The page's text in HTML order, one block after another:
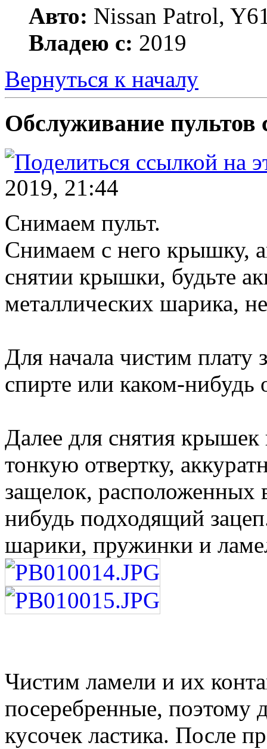
Авто: Nissan Patrol,
Владею с: 2019
Вернуться к началу
Обслуживание пультов
2019, 21:44
Снимаем пульт.
Снимаем с него крышку,
снятии крышки, будьте
металлических шарика,
Для начала чистим плату
спирте или каком-нибудь
Далее для снятия крышек
тонкую отвертку,
защелок, расположенных
нибудь подходящий
шарики, пружинки и
Чистим ламели и их
посеребренные, поэтому
кусочек ластика. После